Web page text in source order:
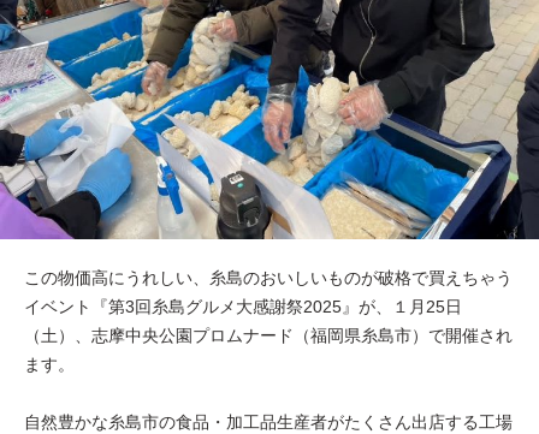
この物価高にうれしい、糸島のおいしいものが破格で買えちゃう
イベント『第3回糸島グルメ大感謝祭2025』が、１月25日
（土）、志摩中央公園プロムナード（福岡県糸島市）で開催され
ます。
自然豊かな糸島市の食品・加工品生産者がたくさん出店する工場